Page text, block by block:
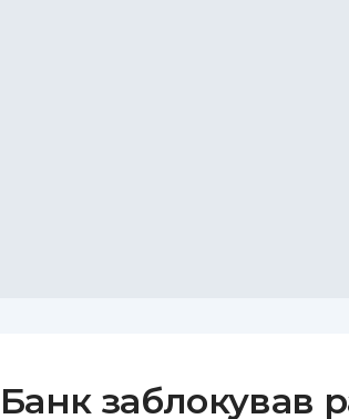
Банк заблокував